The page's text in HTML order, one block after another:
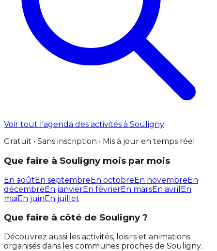
Voir tout l'agenda des activités à Souligny
Gratuit • Sans inscription • Mis à jour en temps réel
Que faire à Souligny mois par mois
En aoûtEn septembreEn octobreEn novembreEn
décembreEn janvierEn févrierEn marsEn avril En
maiEn juinEn juillet
Que faire à côté de Souligny ?
Découvrez aussi les activités, loisirs et animations
organisés dans les communes proches de Souligny.